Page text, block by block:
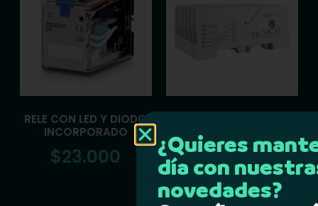
RELE CON LED Y DIODO
INCORPORADO
$23.000
$30.000
¿Quieres
día con
novedades?